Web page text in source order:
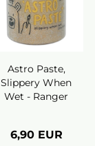
Astro Paste,
Slippery When
Wet - Ranger
6,90 EUR